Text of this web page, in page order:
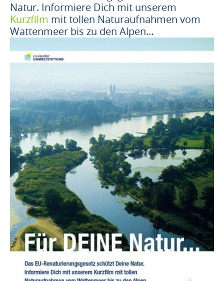
Natur. Informiere Dich mit unserem
Kurzfilm mit tollen Naturaufnahmen vom
Wattenmeer bis zu den Alpen…